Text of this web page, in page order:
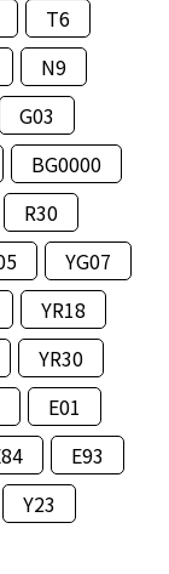
T6
N9
G03
BG0000
R30
YG07
YR18
YR30
E01
E93
Y23